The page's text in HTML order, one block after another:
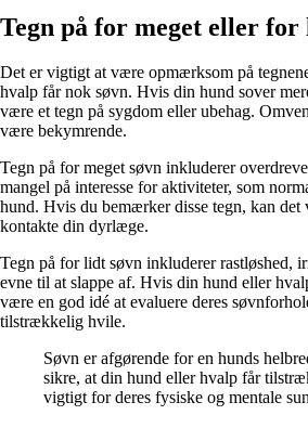
Tegn på for meget eller for
Det er vigtigt at være opmærksom på
hvalp får nok søvn. Hvis din hund sover
være et tegn på sygdom eller ubehag.
være bekymrende.
Tegn på for meget søvn inkluderer
mangel på interesse for aktiviteter, som
hund. Hvis du bemærker disse tegn, kan det
kontakte din dyrlæge.
Tegn på for lidt søvn inkluderer rastløshed,
evne til at slappe af. Hvis din hund eller
være en god idé at evaluere deres
tilstrækkelig hvile.
Søvn er afgørende for en hunds
sikre, at din hund eller hvalp får
vigtigt for deres fysiske og mentale